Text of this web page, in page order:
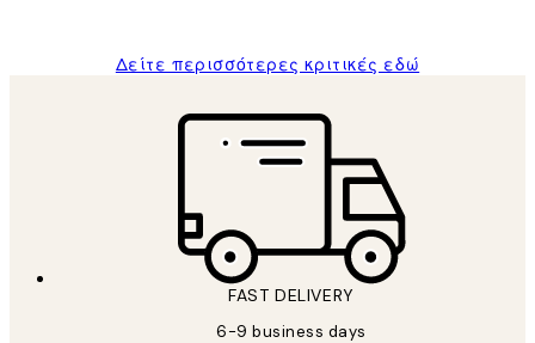
Δείτε περισσότερες κριτικές εδώ
FAST DELIVERY
6-9 business days